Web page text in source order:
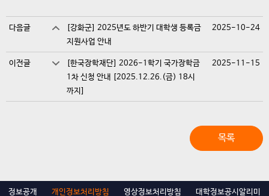
다음글
[강화군] 2025년도 하반기 대학생 등록금
지원사업 안내
2025-10-24
이전글
[한국장학재단] 2026-1학기 국가장학금
1차 신청 안내 [2025.12.26.(금) 18시
까지]
2025-11-15
목록
정보공개 개인정보처리방침 영상정보처리방침 대학정보공시알리미